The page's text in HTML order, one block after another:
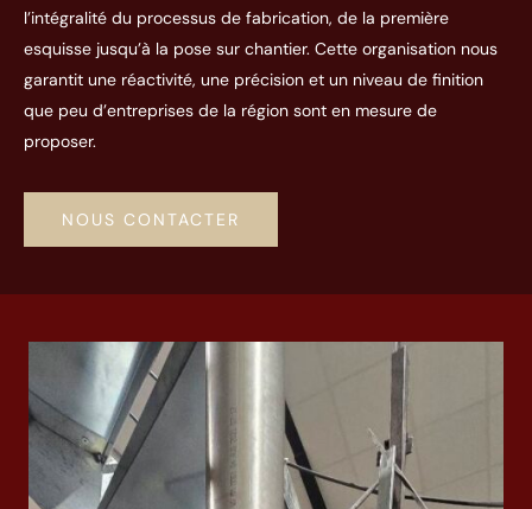
l’intégralité du processus de fabrication, de la première
esquisse jusqu’à la pose sur chantier. Cette organisation nous
garantit une réactivité, une précision et un niveau de finition
que peu d’entreprises de la région sont en mesure de
proposer.
NOUS CONTACTER